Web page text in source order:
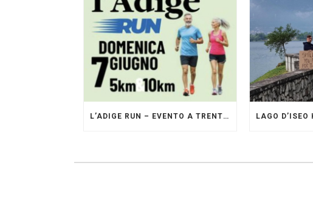
L’ADIGE RUN – EVENTO A TRENTO GESTITO DAI PACERS GLI ORIGINALI